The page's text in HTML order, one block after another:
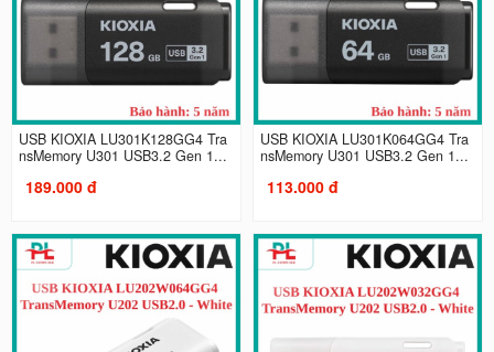
USB KIOXIA LU301K128GG4 Tra
nsMemory U301 USB3.2 Gen 1...
189.000 đ
USB KIOXIA LU301K064GG4 Tra
nsMemory U301 USB3.2 Gen 1...
113.000 đ